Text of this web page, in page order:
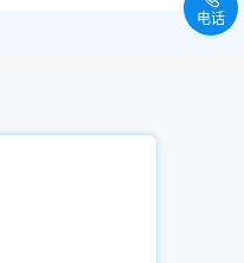
末留“获取完整版请私信
电话